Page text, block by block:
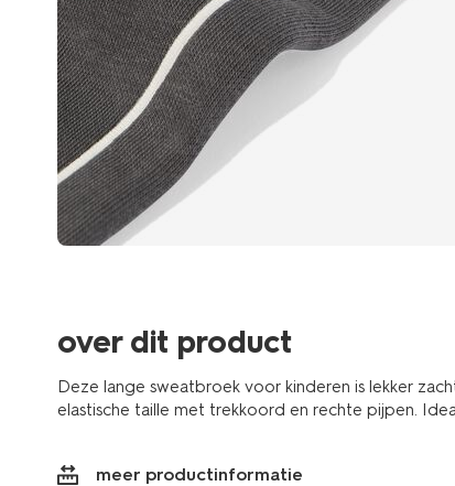
over dit product
Deze lange sweatbroek voor kinderen is lekker
elastische taille met trekkoord en rechte pijpen.
meer productinformatie